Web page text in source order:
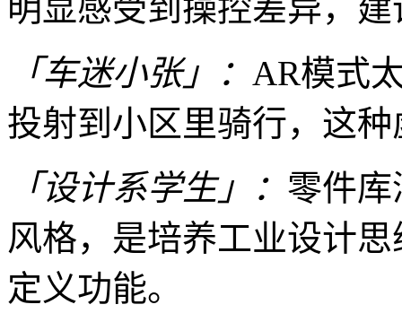
明显感受到操控差异，
「车迷小张」： AR模式
投射到小区里骑行，这
「设计系学生」： 零件
风格，是培养工业设计
定义功能。